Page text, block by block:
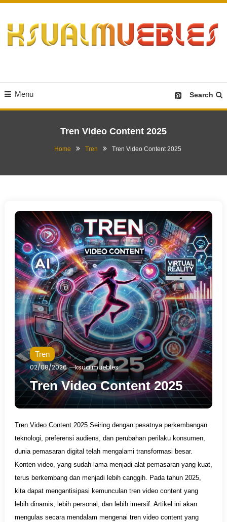
Content
Menu Search
Tren Video Content 2025
Home Tren Tren Video Content 2025
Tren
02/08/2026
ksualmuebles
Tren Video Content 2025
Tren Video Content 2025Seiring dengan pesatnya perkembangan
teknologi, preferensi audiens, dan perubahan perilaku konsumen,
dunia pemasaran digital telah mengalami transformasi besar.
Konten video, yang sudah lama menjadi alat pemasaran yang kuat,
terus berkembang dan menjadi lebih canggih. Pada tahun 2025,
kita dapat mengantisipasi kemunculan tren video content yang
lebih dinamis, lebih personal, dan lebih imersif. Artikel ini akan
mengulas secara mendalam mengenai tren video content yang